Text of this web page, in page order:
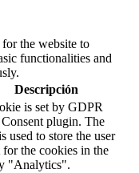
for the website to
functionalities and
Descripción
is set by GDPR
plugin. The
used to store the user
for the cookies in the
"Analytics".